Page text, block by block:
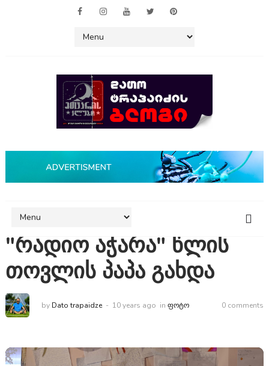
"რადიო აჭარა" წლის
თოვლის პაპა გახდა
by Dato trapaidze 10 years ago in ᲤᲝᲢᲝ 0 comments